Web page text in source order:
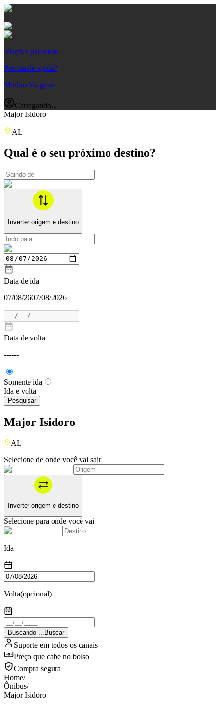
Viações parceiras
Precisa de ajuda?
Minhas Viagens
Carregando...
Major Isidoro
AL
Qual é o seu próximo destino?
Inverter origem e destino
Data de ida
07/08/2607/08/2026
Data de volta
------
Somente ida
Ida e volta
Pesquisar
Major Isidoro
AL
Selecione de onde você vai sair
Inverter origem e destino
Selecione para onde você vai
Ida
Volta(opcional)
Buscando ... Buscar
Suporte em todos os canais
Preço que cabe no bolso
Compra segura
Home/
Ônibus/
Major Isidoro